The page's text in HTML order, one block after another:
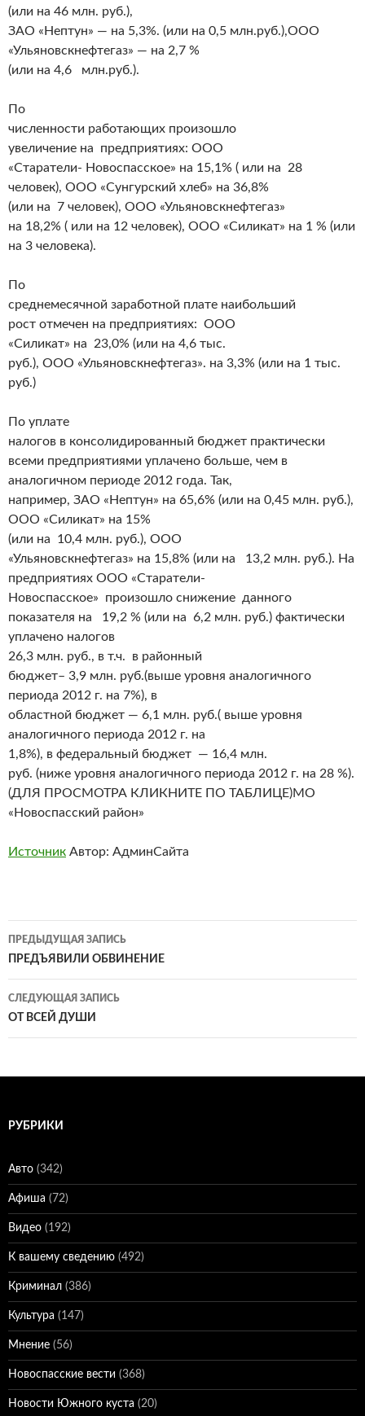
(или на 46 млн. руб.),
ЗАО «Нептун» — на 5,3%. (или на 0,5 млн.руб.),ООО
«Ульяновскнефтегаз» — на 2,7 %
(или на 4,6 млн.руб.).
По
численности работающих произошло
увеличение на предприятиях: ООО
«Старатели- Новоспасское» на 15,1% ( или на 28
человек), ООО «Сунгурский хлеб» на 36,8%
(или на 7 человек), ООО «Ульяновскнефтегаз»
на 18,2% ( или на 12 человек), ООО «Силикат» на 1 % (или
на 3 человека).
По
среднемесячной заработной плате наибольший
рост отмечен на предприятиях: ООО
«Силикат» на 23,0% (или на 4,6 тыс.
руб.), ООО «Ульяновскнефтегаз». на 3,3% (или на 1 тыс.
руб.)
По уплате
налогов в консолидированный бюджет практически
всеми предприятиями уплачено больше, чем в
аналогичном периоде 2012 года. Так,
например, ЗАО «Нептун» на 65,6% (или на 0,45 млн. руб.),
ООО «Силикат» на 15%
(или на 10,4 млн. руб.), ООО
«Ульяновскнефтегаз» на 15,8% (или на 13,2 млн. руб.). На
предприятиях ООО «Старатели-
Новоспасское» произошло снижение данного
показателя на 19,2 % (или на 6,2 млн. руб.) фактически
уплачено налогов
26,3 млн. руб., в т.ч. в районный
бюджет– 3,9 млн. руб.(выше уровня аналогичного
периода 2012 г. на 7%), в
областной бюджет — 6,1 млн. руб.( выше уровня
аналогичного периода 2012 г. на
1,8%), в федеральный бюджет — 16,4 млн.
руб. (ниже уровня аналогичного периода 2012 г. на 28 %).
(ДЛЯ ПРОСМОТРА КЛИКНИТЕ ПО ТАБЛИЦЕ)МО
«Новоспасский район»
Источник Автор: АдминСайта
Навигация
по
записям
ПРЕДЫДУЩАЯ ЗАПИСЬ
ПРЕДЪЯВИЛИ ОБВИНЕНИЕ
СЛЕДУЮЩАЯ ЗАПИСЬ
ОТ ВСЕЙ ДУШИ
РУБРИКИ
Авто (342)
Афиша (72)
Видео (192)
К вашему сведению (492)
Криминал (386)
Культура (147)
Мнение (56)
Новоспасские вести (368)
Новости Южного куста (20)